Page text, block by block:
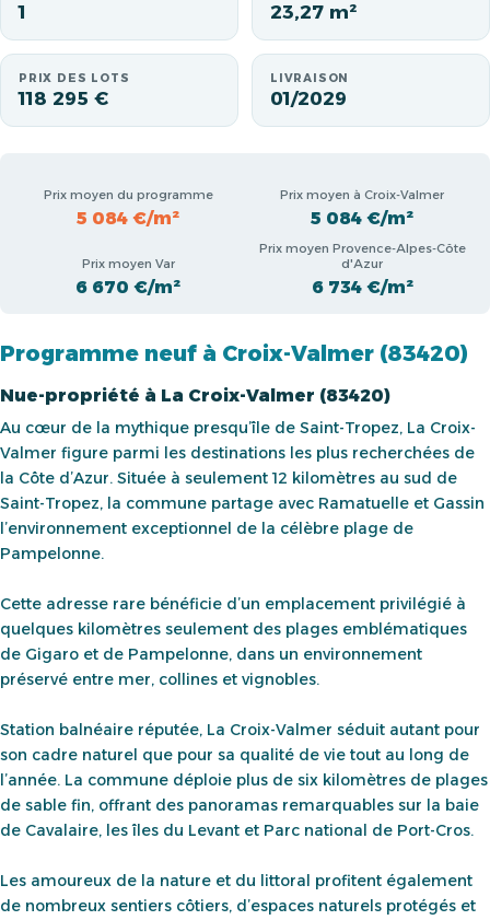
1 23,27 m²
PRIX DES LOTS
118 295 €
LIVRAISON
01/2029
Prix moyen du programme
5 084 €/m²
Prix moyen à Croix-Valmer
5 084 €/m²
Prix moyen Var
6 670 €/m²
Prix moyen Provence-Alpes-Côte
d'Azur
6 734 €/m²
Programme neuf à Croix-Valmer (83420)
Nue-propriété à La Croix-Valmer (83420)
Au cœur de la mythique presqu’île de Saint-Tropez, La Croix-
Valmer figure parmi les destinations les plus recherchées de
la Côte d’Azur. Située à seulement 12 kilomètres au sud de
Saint-Tropez, la commune partage avec Ramatuelle et Gassin
l’environnement exceptionnel de la célèbre plage de
Pampelonne.
Cette adresse rare bénéficie d’un emplacement privilégié à
quelques kilomètres seulement des plages emblématiques
de Gigaro et de Pampelonne, dans un environnement
préservé entre mer, collines et vignobles.
Station balnéaire réputée, La Croix-Valmer séduit autant pour
son cadre naturel que pour sa qualité de vie tout au long de
l’année. La commune déploie plus de six kilomètres de plages
de sable fin, offrant des panoramas remarquables sur la baie
de Cavalaire, les îles du Levant et Parc national de Port-Cros.
Les amoureux de la nature et du littoral profitent également
de nombreux sentiers côtiers, d’espaces naturels protégés et